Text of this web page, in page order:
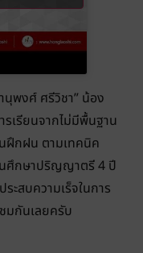
พงศ์ ศรีวิชา” น้อง
เรียนจากไม่มีพื้นฐาน
ฝึกฝน ตามเทคนิค
ศึกษาปริญญาตรี 4 ปี
ะสบความเร็จในการ
มกันเลยครับ